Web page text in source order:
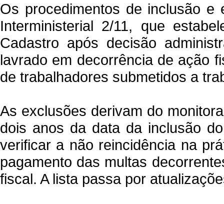
Os procedimentos de inclusão e
Interministerial 2/11, que
Cadastro após decisão
lavrado em decorrência de ação
de trabalhadores submetidos a
As exclusões derivam do
dois anos da data da inclusão
verificar a não reincidência na
pagamento das multas
fiscal. A lista passa por